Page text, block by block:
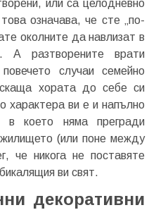
или са целодневно
означава, че сте „по-
околните да навлизат в
А разтворените врати
случаи семейно
хората до себе си
характера ви е и напълно
в което няма прегради
(или поне между
че никога не поставяте
ви свят.
декоративни